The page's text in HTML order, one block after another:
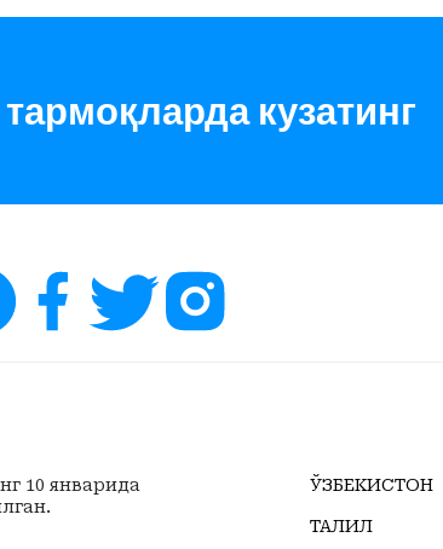
кузатинг
10 январида
ЎЗБЕКИСТОН
ТАҲЛИЛ